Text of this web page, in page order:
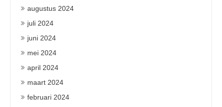
augustus 2024
juli 2024
juni 2024
mei 2024
april 2024
maart 2024
februari 2024